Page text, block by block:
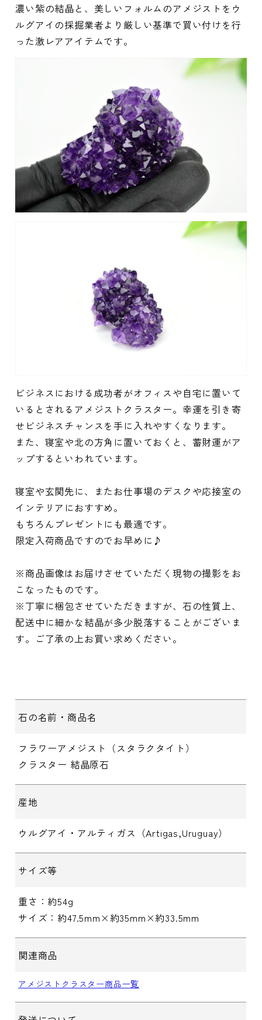
濃い紫の結晶と、美しいフォルムのアメジストをウ
ルグアイの採掘業者より厳しい基準で買い付けを行
った激レアアイテムです。
ビジネスにおける成功者がオフィスや自宅に置いて
いるとされるアメジストクラスター。幸運を引き寄
せビジネスチャンスを手に入れやすくなります。
また、寝室や北の方角に置いておくと、蓄財運がア
ップするといわれています。
寝室や玄関先に、またお仕事場のデスクや応接室の
インテリアにおすすめ。
もちろんプレゼントにも最適です。
限定入荷商品ですのでお早めに♪
※商品画像はお届けさせていただく現物の撮影をお
こなったものです。
※丁寧に梱包させていただきますが、石の性質上、
配送中に細かな結晶が多少脱落することがございま
す。ご了承の上お買い求めください。
石の名前・商品名
フラワーアメジスト（スタラクタイト）
クラスター 結晶原石
産地
ウルグアイ・アルティガス（Artigas,Uruguay）
サイズ等
重さ：約54g
サイズ：約47.5mm×約35mm×約33.5mm
関連商品
アメジストクラスター商品一覧